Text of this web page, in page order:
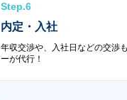
Step.6
内定・入社
年収交渉や、入社日などの交渉
ーが代行！